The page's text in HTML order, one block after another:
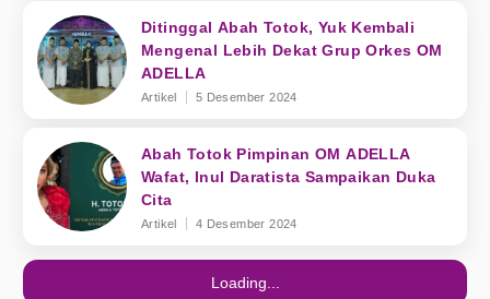
Ditinggal Abah Totok, Yuk Kembali
Mengenal Lebih Dekat Grup Orkes OM
ADELLA
Artikel 5 Desember 2024
Abah Totok Pimpinan OM ADELLA
Wafat, Inul Daratista Sampaikan Duka
Cita
Artikel 4 Desember 2024
Loading...